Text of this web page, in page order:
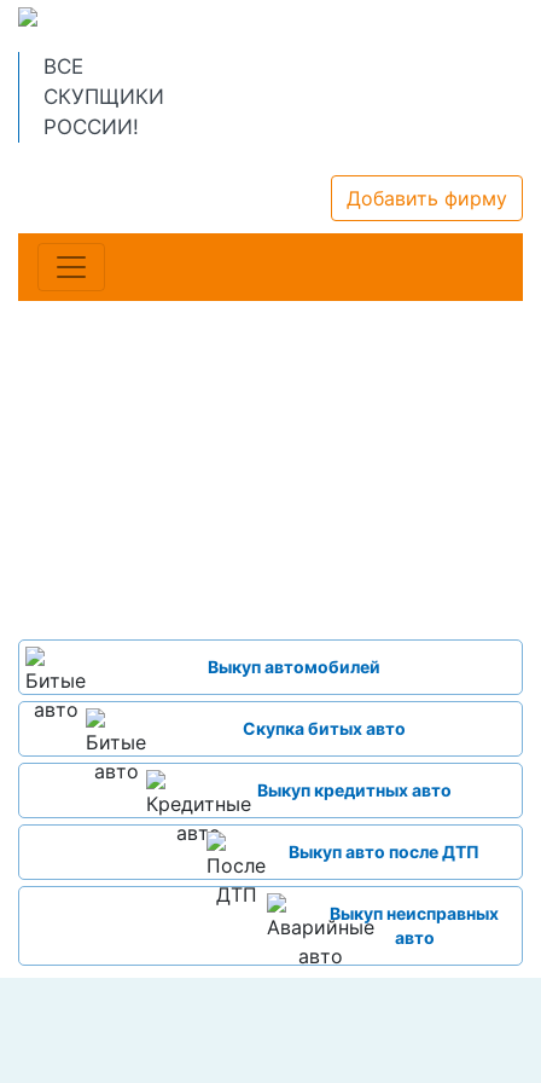
ВСЕ
СКУПЩИКИ
РОССИИ!
Добавить фирму
Выкуп автомобилей
Скупка битых авто
Выкуп кредитных авто
Выкуп авто после ДТП
Выкуп неисправных
авто